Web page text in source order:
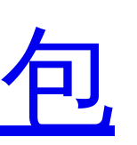
包